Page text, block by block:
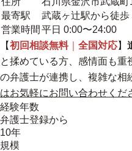
最寄駅
武蔵ヶ辻駅から徒歩
営業時間 平日 0:00〜24:00
【初回相談無料｜ 全国対応】
と揉めている方、感情面も重
の弁護士が連携し、複雑な相
はお気軽にお問い合わせくだ
経験年数
弁護士登録から
10年
規模